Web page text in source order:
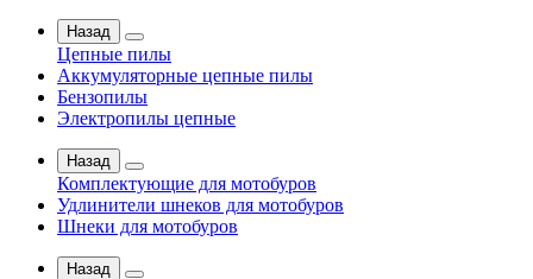
Назад
Цепные пилы
Аккумуляторные цепные пилы
Бензопилы
Электропилы цепные
Назад
Комплектующие для мотобуров
Удлинители шнеков для мотобуров
Шнеки для мотобуров
Назад